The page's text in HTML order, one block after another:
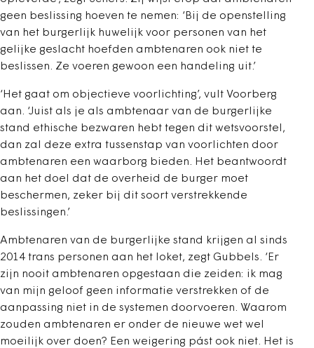
geen beslissing hoeven te nemen: ‘Bij de openstelling
van het burgerlijk huwelijk voor personen van het
gelijke geslacht hoefden ambtenaren ook niet te
beslissen. Ze voeren gewoon een handeling uit.’
‘Het gaat om objectieve voorlichting’, vult Voorberg
aan. ‘Juist als je als ambtenaar van de burgerlijke
stand ethische bezwaren hebt tegen dit wetsvoorstel,
dan zal deze extra tussenstap van voorlichten door
ambtenaren een waarborg bieden. Het beantwoordt
aan het doel dat de overheid de burger moet
beschermen, zeker bij dit soort verstrekkende
beslissingen.’
Ambtenaren van de burgerlijke stand krijgen al sinds
2014 trans personen aan het loket, zegt Gubbels. ‘Er
zijn nooit ambtenaren opgestaan die zeiden: ik mag
van mijn geloof geen informatie verstrekken of de
aanpassing niet in de systemen doorvoeren. Waarom
zouden ambtenaren er onder de nieuwe wet wel
moeilijk over doen? Een weigering pást ook niet. Het is